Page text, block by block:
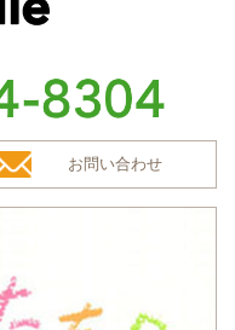
お問い合わせ